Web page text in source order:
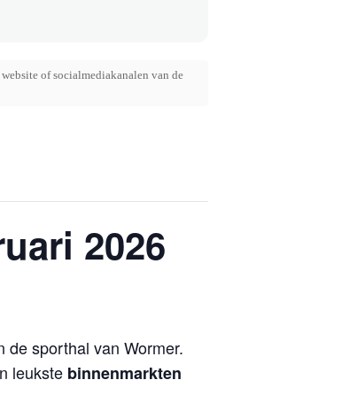
of socialmediakanalen van de
2026
de sporthal van Wormer.
leukste binnenmarkten